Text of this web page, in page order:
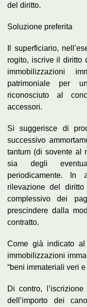
del diritto.
Soluzione preferita
Il superficiario,
rogito, iscrive il diritto
immobilizzazioni
patrimoniale per
riconosciuto al
accessori.
Si suggerisce di
successivo
tantum (di sovente al
sia degli
periodicamente.
rilevazione del diritto
complessivo dei
prescindere dalla
contratto.
Come già indicato al
immobilizzazioni
“beni immateriali veri e
Di contro,
dell’importo dei